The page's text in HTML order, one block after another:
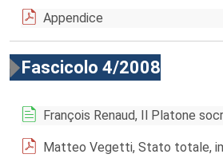
Appendice
Fascicolo 4/2008
François Renaud, Il Platone
Matteo Vegetti, Stato totale,